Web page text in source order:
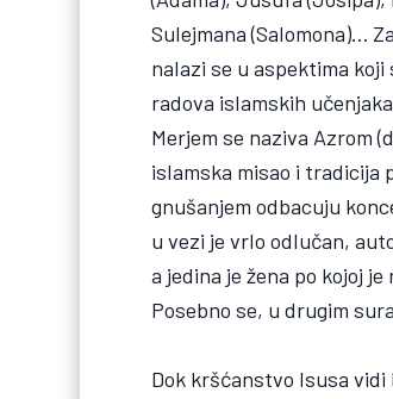
Sulejmana (Salomona)…
nalazi se u aspektima
radova islamskih
Merjem se naziva Azrom
islamska misao i tradicija
gnušanjem odbacuju
u vezi je vrlo odlučan,
a jedina je žena po kojoj
Posebno se, u drugim
Dok kršćanstvo Isusa vidi